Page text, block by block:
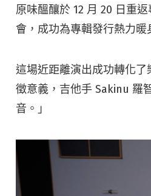
原味醞釀於 12 月 20 日重
會，成功為專輯發行熱力暖
這場近距離演出成功轉化
徵意義，吉他手 Sakinu 羅
音。」